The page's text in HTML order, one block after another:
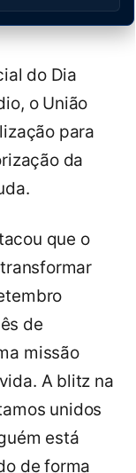
do Dia
o União
para
da
que o
de
missão
A blitz na
unidos
está
de forma